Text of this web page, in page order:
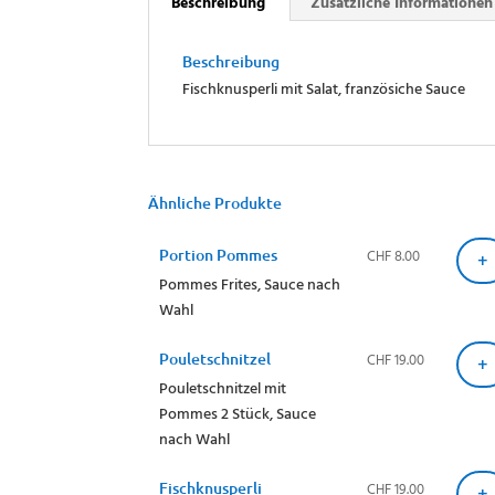
Beschreibung
Fischknusperli mit Salat, französiche Sauce
Ähnliche Produkte
Portion Pommes CHF8.00 +
Pommes Frites, Sauce nach
Wahl
Pouletschnitzel CHF19.00 +
Pouletschnitzel mit
Pommes 2 Stück, Sauce
nach Wahl
Fischknusperli CHF19.00